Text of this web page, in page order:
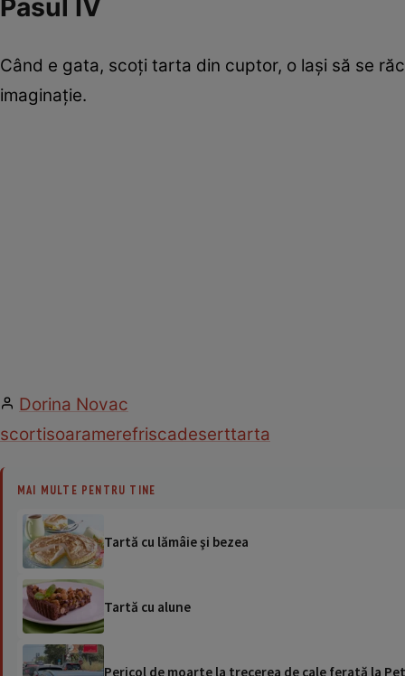
Pasul IV
Când e gata, scoţi tarta din cuptor, o laşi să se
imaginaţie.
Dorina Novac
scortisoaramerefriscadeserttarta
MAI MULTE PENTRU TINE
Tartă cu lămâie şi bezea
Tartă cu alune
Pericol de moarte la trecerea de cale ferată la